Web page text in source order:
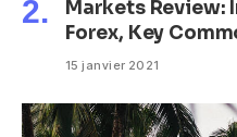
Markets Review:
Forex, Key
15 janvier 2021